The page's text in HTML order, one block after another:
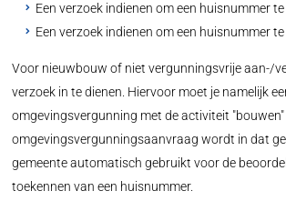
Een verzoek indienen om een huisnummer
Een verzoek indienen om een huisnummer
Voor nieuwbouw of niet vergunningsvrije aan-/
verzoek in te dienen. Hiervoor moet je namelijk
omgevingsvergunning met de activiteit
omgevingsvergunningsaanvraag wordt in dat
gemeente automatisch gebruikt voor de
toekennen van een huisnummer.